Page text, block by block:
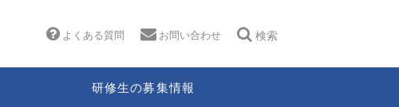
よくある質問 お問い合わせ 検索
研修生の募集情報